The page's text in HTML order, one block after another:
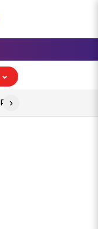
Perang As-Iran
›